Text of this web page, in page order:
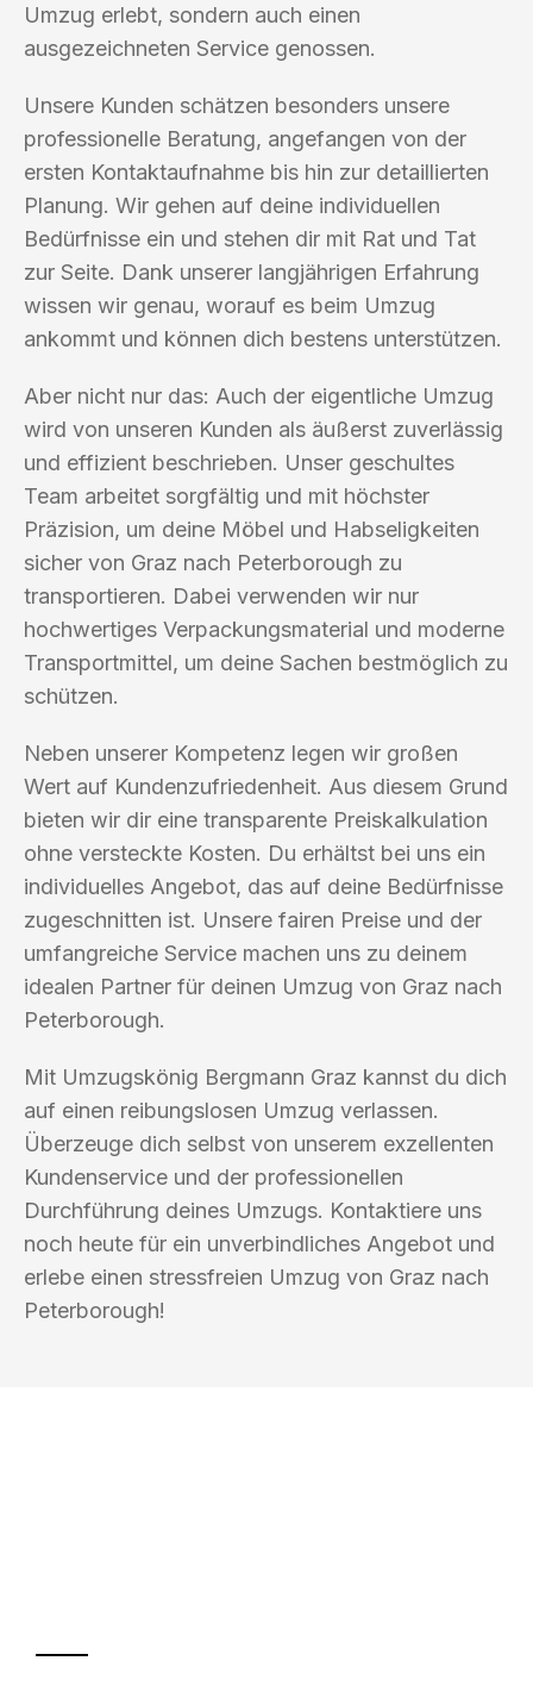
Umzug erlebt, sondern auch einen
ausgezeichneten Service genossen.
Unsere Kunden schätzen besonders unsere
professionelle Beratung, angefangen von der
ersten Kontaktaufnahme bis hin zur detaillierten
Planung. Wir gehen auf deine individuellen
Bedürfnisse ein und stehen dir mit Rat und Tat
zur Seite. Dank unserer langjährigen Erfahrung
wissen wir genau, worauf es beim Umzug
ankommt und können dich bestens unterstützen.
Aber nicht nur das: Auch der eigentliche Umzug
wird von unseren Kunden als äußerst zuverlässig
und effizient beschrieben. Unser geschultes
Team arbeitet sorgfältig und mit höchster
Präzision, um deine Möbel und Habseligkeiten
sicher von Graz nach Peterborough zu
transportieren. Dabei verwenden wir nur
hochwertiges Verpackungsmaterial und moderne
Transportmittel, um deine Sachen bestmöglich zu
schützen.
Neben unserer Kompetenz legen wir großen
Wert auf Kundenzufriedenheit. Aus diesem Grund
bieten wir dir eine transparente Preiskalkulation
ohne versteckte Kosten. Du erhältst bei uns ein
individuelles Angebot, das auf deine Bedürfnisse
zugeschnitten ist. Unsere fairen Preise und der
umfangreiche Service machen uns zu deinem
idealen Partner für deinen Umzug von Graz nach
Peterborough.
Mit Umzugskönig Bergmann Graz kannst du dich
auf einen reibungslosen Umzug verlassen.
Überzeuge dich selbst von unserem exzellenten
Kundenservice und der professionellen
Durchführung deines Umzugs. Kontaktiere uns
noch heute für ein unverbindliches Angebot und
erlebe einen stressfreien Umzug von Graz nach
Peterborough!